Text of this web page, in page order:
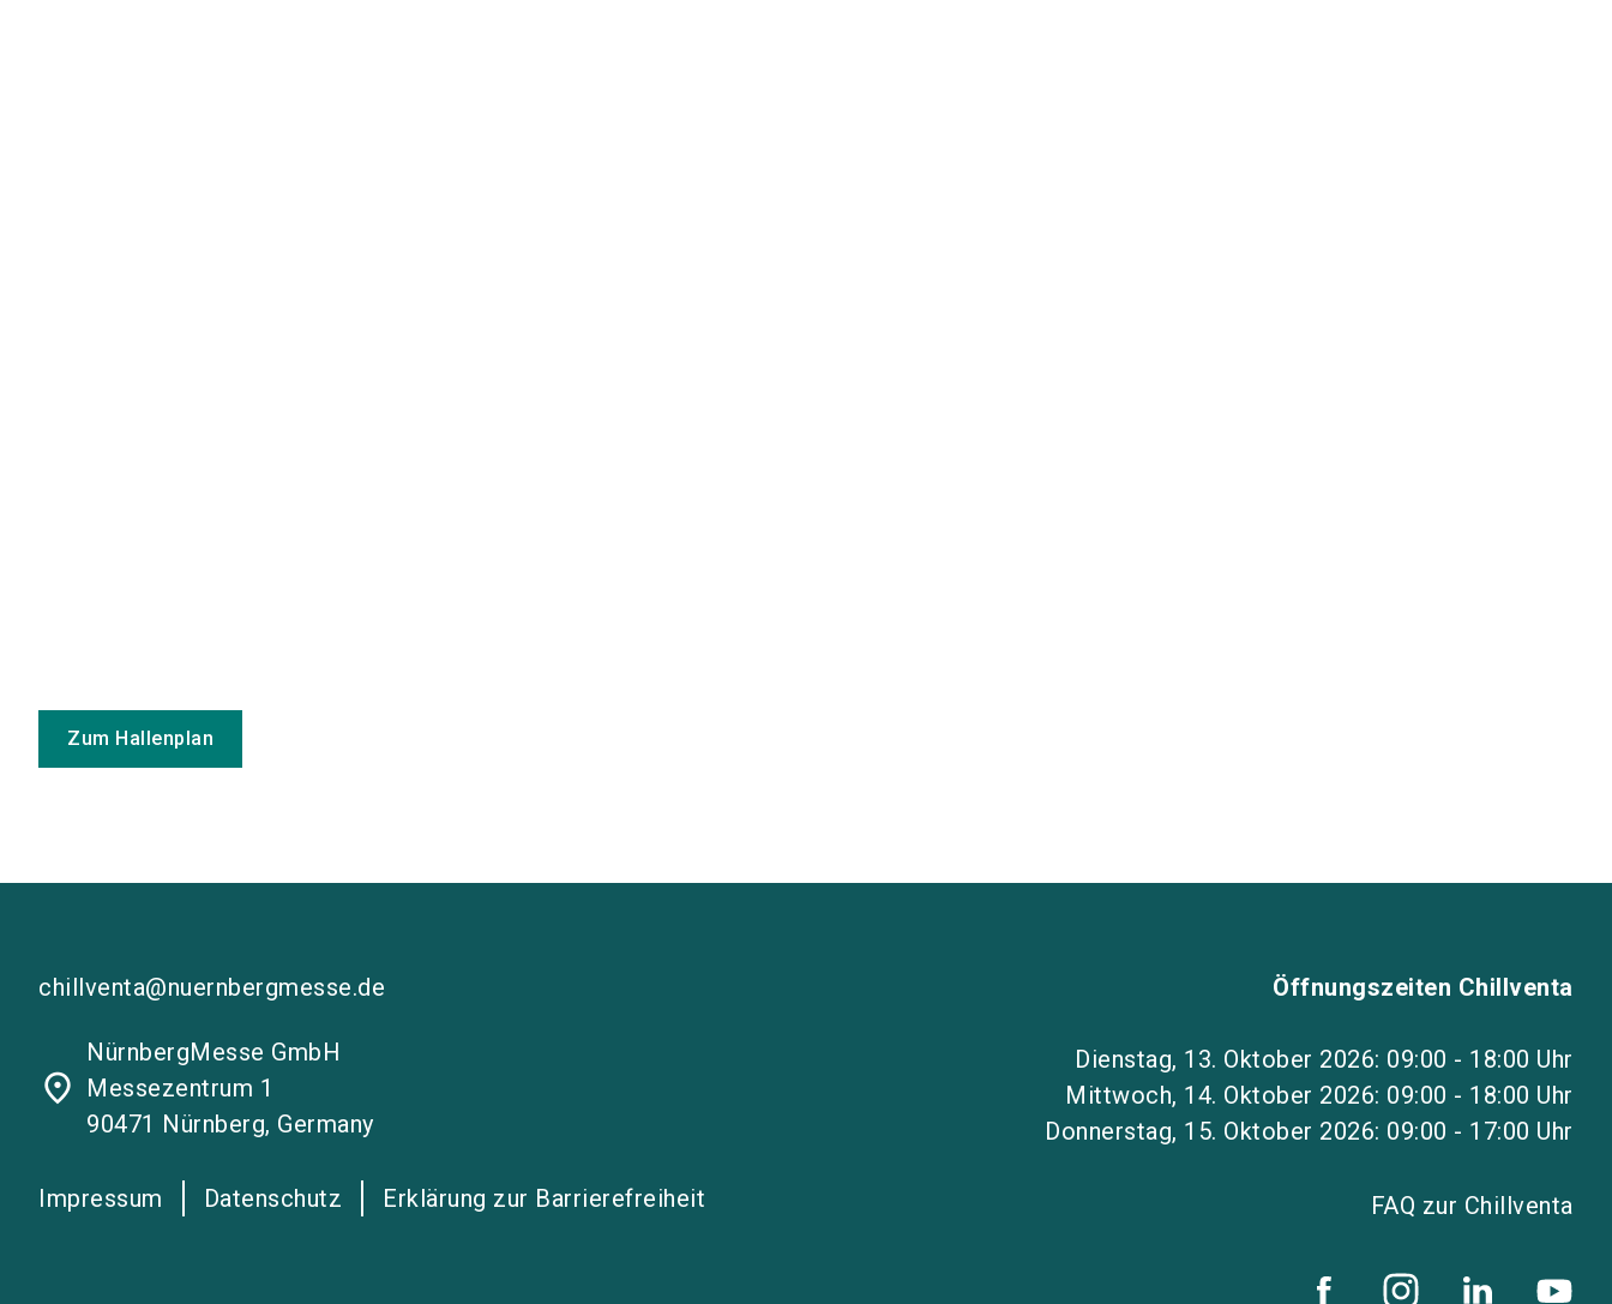
Zum Hallenplan
chillventa@nuernbergmesse.de
place
NürnbergMesse GmbH
Messezentrum 1
90471 Nürnberg, Germany
Impressum Datenschutz Erklärung zur Barrierefreiheit
Öffnungszeiten Chillventa
Dienstag, 13. Oktober 2026: 09:00 - 18:00 Uhr
Mittwoch, 14. Oktober 2026: 09:00 - 18:00 Uhr
Donnerstag, 15. Oktober 2026: 09:00 - 17:00 Uhr
FAQ zur Chillventa